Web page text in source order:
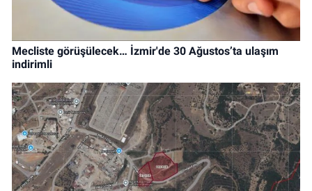
Mecliste görüşülecek… İzmir'de 30 Ağustos’ta ulaşım
indirimli